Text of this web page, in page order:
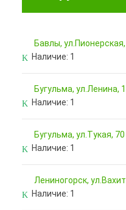
Бавлы, ул.Пионерская,
Наличие: 1
Бугульма, ул.Ленина,
Наличие: 1
Бугульма, ул.Тукая, 70
Наличие: 1
Лениногорск,
Наличие: 1